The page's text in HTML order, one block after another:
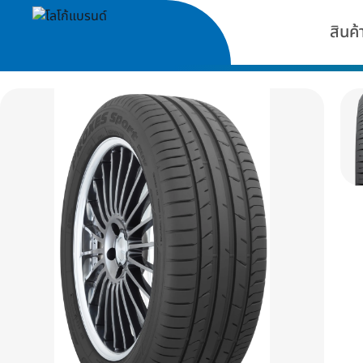
สินค้